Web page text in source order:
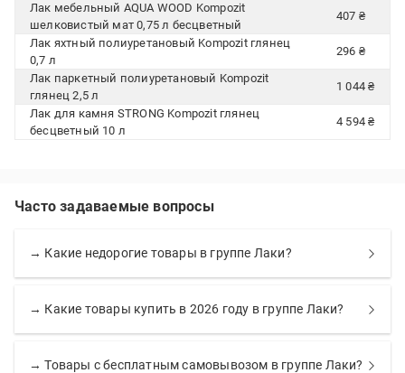
Лак мебельный AQUA WOOD Kompozit
шелковистый мат 0,75 л бесцветный
407 ₴
Лак яхтный полиуретановый Kompozit глянец
0,7 л
296 ₴
Лак паркетный полиуретановый Kompozit
глянец 2,5 л
1 044 ₴
Лак для камня STRONG Kompozit глянец
бесцветный 10 л
4 594 ₴
Часто задаваемые вопросы
→ Какие недорогие товары в группе Лаки?
→ Какие товары купить в 2026 году в группе Лаки?
→ Товары с бесплатным самовывозом в группе Лаки?